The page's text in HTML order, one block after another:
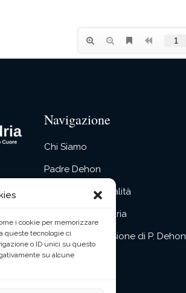
i cookie per memorizzare
queste tecnologie ci
o ID unici su questo
su alcune
Navigazione
Chi Siamo
Padre Dehon
La nostra Spiritualità
L’Attività Missionaria
Spiritualità e Missione di P. Dehon
Contatti